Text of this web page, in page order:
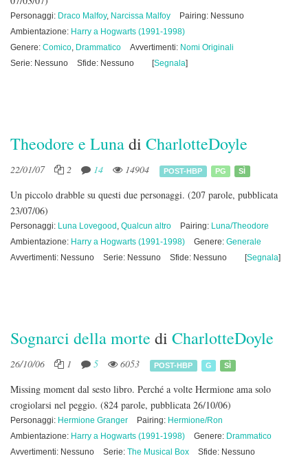
Personaggi: Draco Malfoy, Narcissa Malfoy
Pairing: Nessuno
Ambientazione: Harry a Hogwarts (1991-1998)
Genere: Comico, Drammatico Avvertimenti: Nomi Originali
Serie: Nessuno
Sfide: Nessuno [Segnala]
Theodore e Lunadi CharlotteDoyle
22/01/07 2 14 14904 POST-HBP PG SÌ
Un piccolo drabble su questi due personaggi. (207 parole, pubblicata
23/07/06)
Personaggi: Luna Lovegood , Qualcun altro Pairing: Luna/Theodore
Ambientazione: Harry a Hogwarts (1991-1998) Genere: Generale
Avvertimenti: Nessuno
Serie: Nessuno Sfide: Nessuno [Segnala]
Sognarci della morte di CharlotteDoyle
26/10/06 1 5 6053 POST-HBP G SÌ
Missing moment dal sesto libro. Perché a volte Hermione ama solo
crogiolarsi nel peggio. (824 parole, pubblicata 26/10/06)
Personaggi: Hermione Granger Pairing: Hermione/Ron
Ambientazione: Harry a Hogwarts (1991-1998) Genere: Drammatico
Avvertimenti: Nessuno
Serie: The Musical Box
Sfide: Nessuno